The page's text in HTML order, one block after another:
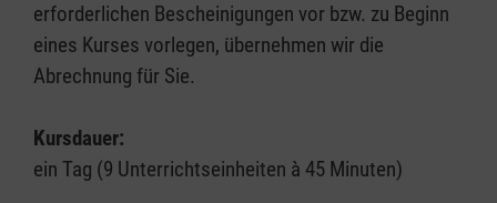
erforderlichen Bescheinigungen vor bzw. zu Beginn
eines Kurses vorlegen, übernehmen wir die
Abrechnung für Sie.
Kursdauer:
ein Tag (9 Unterrichtseinheiten à 45 Minuten)